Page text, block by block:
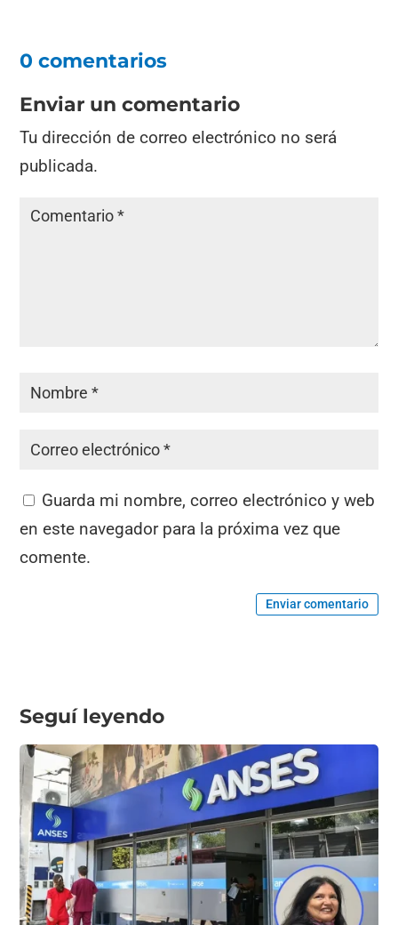
0 comentarios
Enviar un comentario
Tu dirección de correo electrónico no será
publicada.
Guarda mi nombre, correo electrónico y web
en este navegador para la próxima vez que
comente.
Enviar comentario
Seguí leyendo